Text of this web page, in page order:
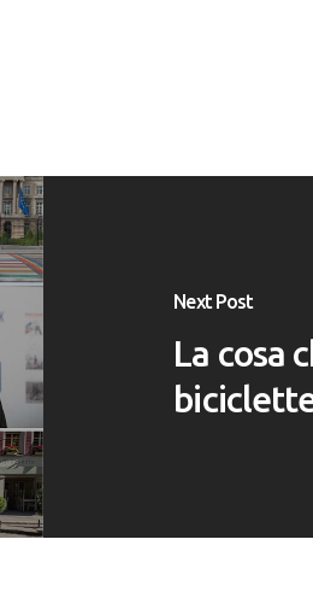
Next Post
La cosa